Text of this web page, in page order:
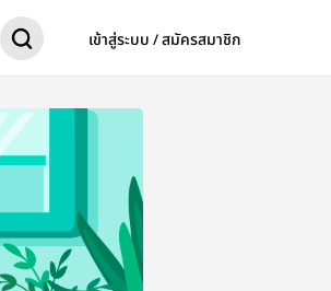
เข้าสู่ระบบ / สมัครสมาชิก